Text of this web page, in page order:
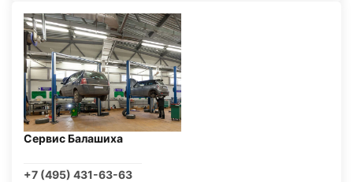
Сервис Балашиха
+7 (495) 431-63-63